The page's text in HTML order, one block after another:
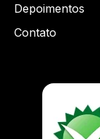
Depoimentos
Contato